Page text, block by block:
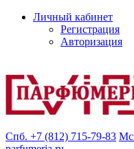
Личный кабинет
Регистрация
Авторизация
Спб. +7 (812) 715-79-83